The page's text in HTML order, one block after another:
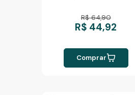
R$ 64,90
R$ 44,92
Comprar